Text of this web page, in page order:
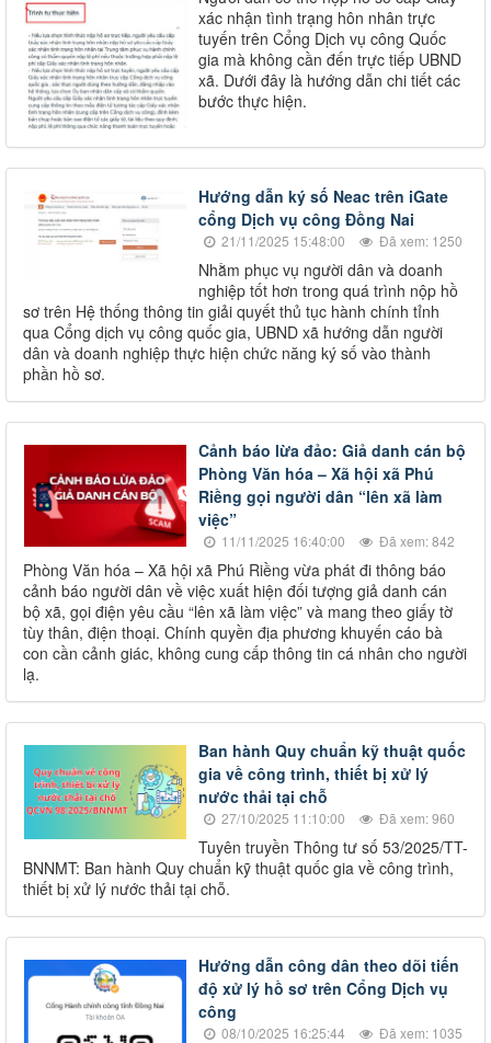
xác nhận tình trạng hôn nhân trực
tuyến trên Cổng Dịch vụ công Quốc
gia mà không cần đến trực tiếp UBND
xã. Dưới đây là hướng dẫn chi tiết các
bước thực hiện.
Hướng dẫn ký số Neac trên iGate
cổng Dịch vụ công Đồng Nai
21/11/2025 15:48:00 Đã xem: 1250
Nhằm phục vụ người dân và doanh
nghiệp tốt hơn trong quá trình nộp hồ
sơ trên Hệ thống thông tin giải quyết thủ tục hành chính tỉnh
qua Cổng dịch vụ công quốc gia, UBND xã hướng dẫn người
dân và doanh nghiệp thực hiện chức năng ký số vào thành
phần hồ sơ.
Cảnh báo lừa đảo: Giả danh cán bộ
Phòng Văn hóa – Xã hội xã Phú
Riềng gọi người dân “lên xã làm
việc”
11/11/2025 16:40:00 Đã xem: 842
Phòng Văn hóa – Xã hội xã Phú Riềng vừa phát đi thông báo
cảnh báo người dân về việc xuất hiện đối tượng giả danh cán
bộ xã, gọi điện yêu cầu “lên xã làm việc” và mang theo giấy tờ
tùy thân, điện thoại. Chính quyền địa phương khuyến cáo bà
con cần cảnh giác, không cung cấp thông tin cá nhân cho người
lạ.
Ban hành Quy chuẩn kỹ thuật quốc
gia về công trình, thiết bị xử lý
nước thải tại chỗ
27/10/2025 11:10:00 Đã xem: 960
Tuyên truyền Thông tư số 53/2025/TT-
BNNMT: Ban hành Quy chuẩn kỹ thuật quốc gia về công trình,
thiết bị xử lý nước thải tại chỗ.
Hướng dẫn công dân theo dõi tiến
độ xử lý hồ sơ trên Cổng Dịch vụ
công
08/10/2025 16:25:44 Đã xem: 1035